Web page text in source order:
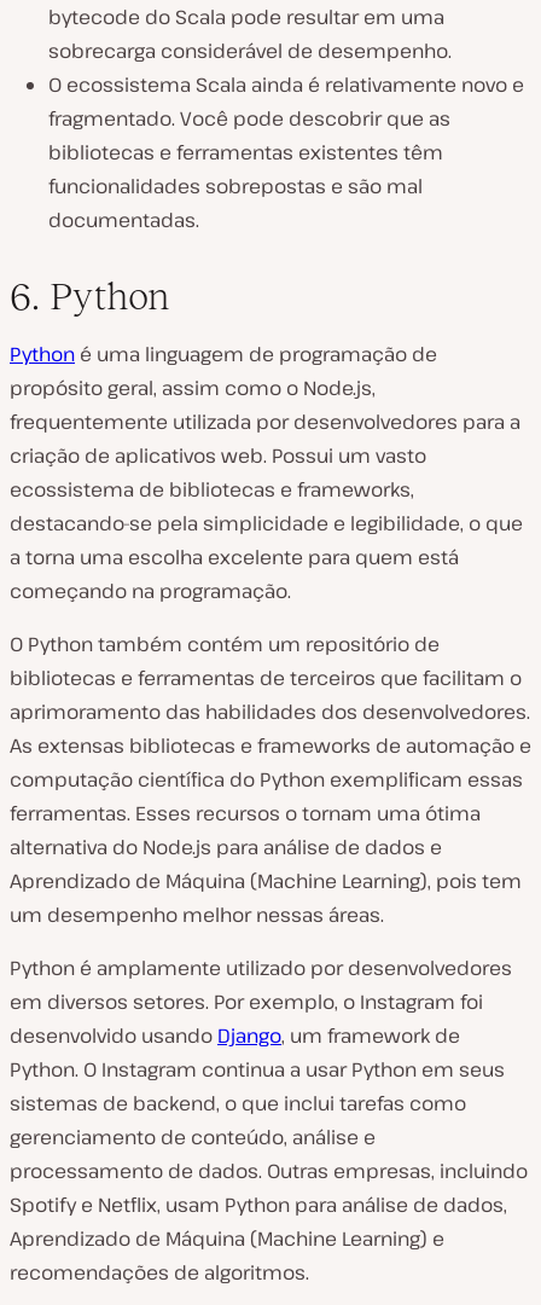
bytecode do Scala pode resultar em uma
sobrecarga considerável de desempenho.
O ecossistema Scala ainda é relativamente novo e
fragmentado. Você pode descobrir que as
bibliotecas e ferramentas existentes têm
funcionalidades sobrepostas e são mal
documentadas.
6. Python
Python é uma linguagem de programação de
propósito geral, assim como o Node.js,
frequentemente utilizada por desenvolvedores para a
criação de aplicativos web. Possui um vasto
ecossistema de bibliotecas e frameworks,
destacando-se pela simplicidade e legibilidade, o que
a torna uma escolha excelente para quem está
começando na programação.
O Python também contém um repositório de
bibliotecas e ferramentas de terceiros que facilitam o
aprimoramento das habilidades dos desenvolvedores.
As extensas bibliotecas e frameworks de automação e
computação científica do Python exemplificam essas
ferramentas. Esses recursos o tornam uma ótima
alternativa do Node.js para análise de dados e
Aprendizado de Máquina (Machine Learning), pois tem
um desempenho melhor nessas áreas.
Python é amplamente utilizado por desenvolvedores
em diversos setores. Por exemplo, o Instagram foi
desenvolvido usando Django, um framework de
Python. O Instagram continua a usar Python em seus
sistemas de backend, o que inclui tarefas como
gerenciamento de conteúdo, análise e
processamento de dados. Outras empresas, incluindo
Spotify e Netflix, usam Python para análise de dados,
Aprendizado de Máquina (Machine Learning) e
recomendações de algoritmos.